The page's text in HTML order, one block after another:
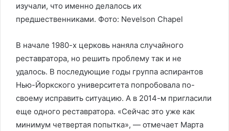
изучали, что именно делалось их
предшественниками. Фото: Nevelson Chapel
В начале 1980-х церковь наняла случайного
реставратора, но решить проблему так и не
удалось. В последующие годы группа аспирантов
Нью-Йоркского университета попробовала по-
своему исправить ситуацию. А в 2014-м пригласили
еще одного реставратора. «Сейчас это уже как
минимум четвертая попытка», — отмечает Марта